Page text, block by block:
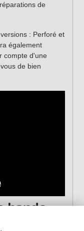
de
: Perforé et
également
compte d'une
de bien
bande